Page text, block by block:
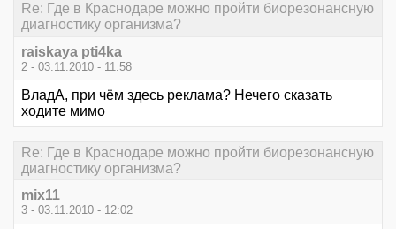
Re: Где в Краснодаре можно пройти биорезонансную
диагностику организма?
raiskaya pti4ka
2 - 03.11.2010 - 11:58
ВладА, при чём здесь реклама? Нечего сказать
ходите мимо
Re: Где в Краснодаре можно пройти биорезонансную
диагностику организма?
mix11
3 - 03.11.2010 - 12:02